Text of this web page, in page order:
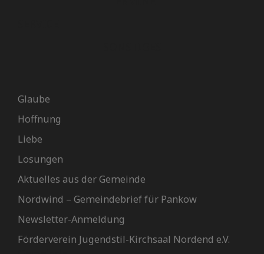
Glaube
Hoffnung
Liebe
Losungen
Aktuelles aus der Gemeinde
Nordwind – Gemeindebrief für Pankow
Newsletter-Anmeldung
Förderverein Jugendstil-Kirchsaal Nordend e.V.